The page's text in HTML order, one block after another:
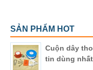
SẢN PHẨM HOT
Cuộn dây
tin dùng